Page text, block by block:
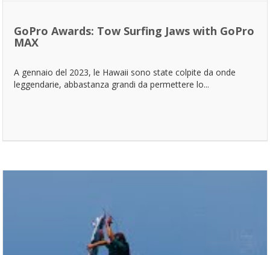
GoPro Awards: Tow Surfing Jaws with GoPro
MAX
A gennaio del 2023, le Hawaii sono state colpite da onde
leggendarie, abbastanza grandi da permettere lo...